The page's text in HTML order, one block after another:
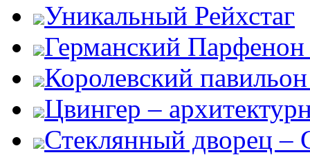
Уникальный Рейхстаг
Германский Парфенон
Королевский
Цвингер –
Стеклянный дворец –